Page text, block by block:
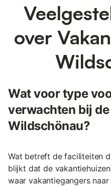
over
Wat voor type
verwachten bij
Wildschönau?
Wat betreft de faciliteiten
blijkt dat de
waar vakantiegangers